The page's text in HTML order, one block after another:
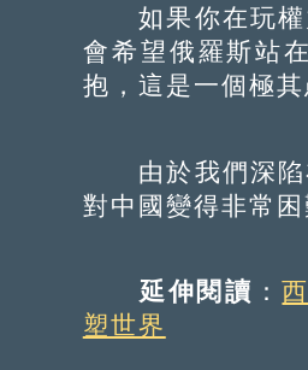
如果你在玩權
會希望俄羅斯站
抱，這是一個極其
由於我們深陷
對中國變得非常
延伸閱讀 ：
塑世界